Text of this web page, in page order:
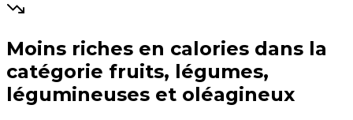
Moins riches en calories dans la
catégorie fruits, légumes,
légumineuses et oléagineux